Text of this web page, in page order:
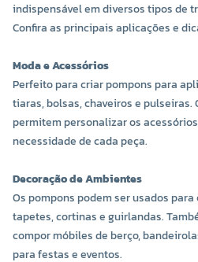
indispensável em diversos tipos de
Confira as principais aplicações e
Moda e Acessórios
Perfeito para criar pompons para
tiaras, bolsas, chaveiros e
permitem personalizar os
necessidade de cada peça.
Decoração de Ambientes
Os pompons podem ser usados
tapetes, cortinas e guirlandas.
compor móbiles de berço,
para festas e eventos.